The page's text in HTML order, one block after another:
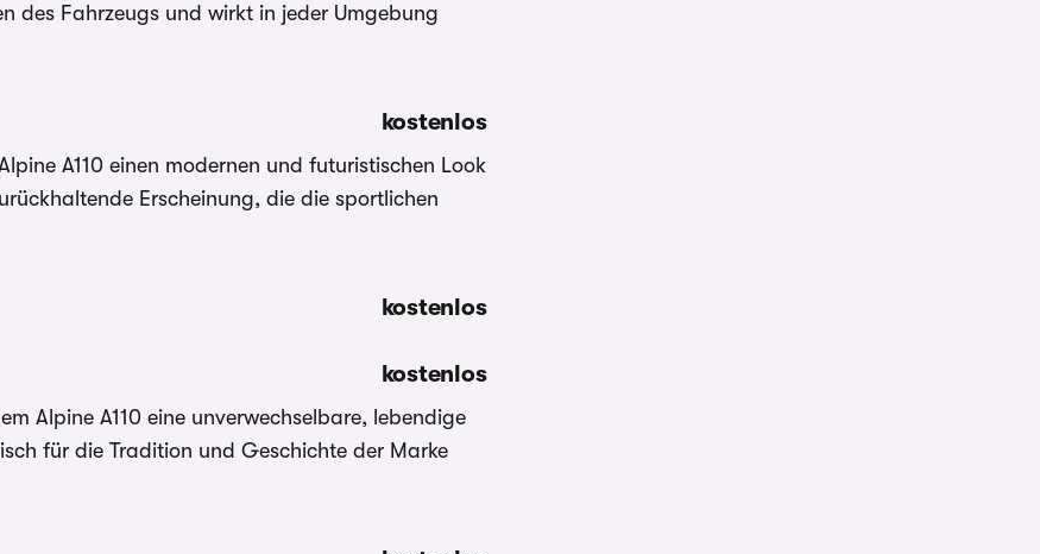
des Fahrzeugs und wirkt in jeder Umgebung
kostenlos
A110 einen modernen und futuristischen Look
Erscheinung, die die sportlichen
kostenlos
kostenlos
Alpine A110 eine unverwechselbare, lebendige
für die Tradition und Geschichte der Marke